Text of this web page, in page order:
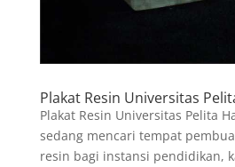
Plakat Resin Universitas
Plakat Resin Universitas Pelita
sedang mencari tempat
resin bagi instansi pendidikan,